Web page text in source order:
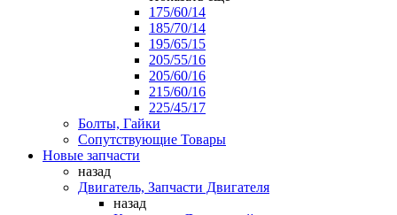
175/60/14
185/70/14
195/65/15
205/55/16
205/60/16
215/60/16
225/45/17
Болты, Гайки
Сопутствующие Товары
Новые запчасти
назад
Двигатель, Запчасти Двигателя
назад